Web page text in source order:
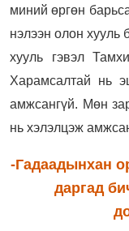
миний өргөн
нэлээн олон хууль
хууль гэвэл
Харамсалтай нь
амжсангүй. Мөн
нь хэлэлцэж
-Гадаадынхан
даргад